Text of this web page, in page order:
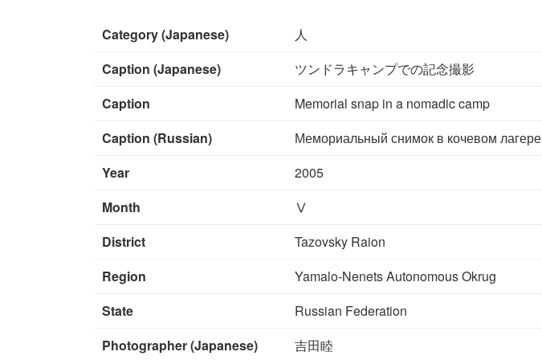
Category (Japanese)
人
Caption (Japanese)
ツンドラキャンプでの記念撮影
Caption
Memorial snap in a nomadic camp
Caption (Russian)
Мемориальный снимок в кочевом лагере
Year
2005
Month
Ⅴ
District
Tazovsky Raion
Region
Yamalo-Nenets Autonomous Okrug
State
Russian Federation
Photographer (Japanese)
吉田睦